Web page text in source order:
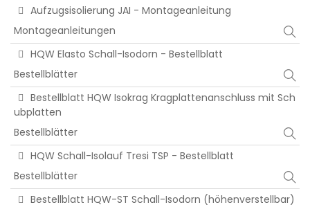
Aufzugsisolierung JAI - Montageanleitung
Montageanleitungen
HQW Elasto Schall-Isodorn - Bestellblatt
Bestellblätter
Bestellblatt HQW Isokrag Kragplattenanschluss mit Sch
ubplatten
Bestellblätter
HQW Schall-Isolauf Tresi TSP - Bestellblatt
Bestellblätter
Bestellblatt HQW-ST Schall-Isodorn (höhenverstellbar)